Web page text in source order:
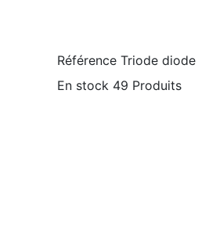
Référence Triode diode
En stock 49 Produits